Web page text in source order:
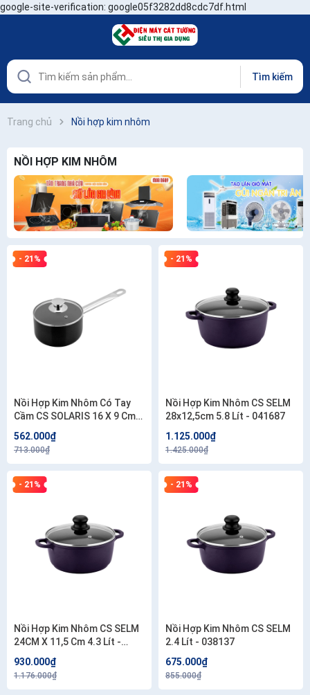
google-site-verification: google05f3282dd8cdc7df.html
Tìm kiếm
Trang chủ Nồi hợp kim nhôm
NỒI HỢP KIM NHÔM
- 21%
Nồi Hợp Kim Nhôm Có Tay
Cầm CS SOLARIS 16 X 9 Cm
562.000₫
713.000₫
- 21%
Nồi Hợp Kim Nhôm CS SELM
28x12,5cm 5.8 Lít - 041687
1.125.000₫
1.425.000₫
- 21%
Nồi Hợp Kim Nhôm CS SELM
24CM X 11,5 Cm 4.3 Lít -
930.000₫
1.176.000₫
- 21%
Nồi Hợp Kim Nhôm CS SELM
2.4 Lít - 038137
675.000₫
855.000₫